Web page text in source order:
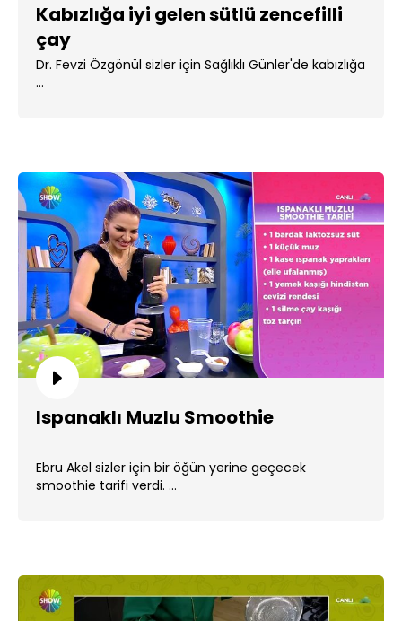
Kabızlığa iyi gelen sütlü zencefilli
çay
Dr. Fevzi Özgönül sizler için Sağlıklı Günler'de kabızlığa
...
Ispanaklı Muzlu Smoothie
Ebru Akel sizler için bir öğün yerine geçecek
smoothie tarifi verdi. ...